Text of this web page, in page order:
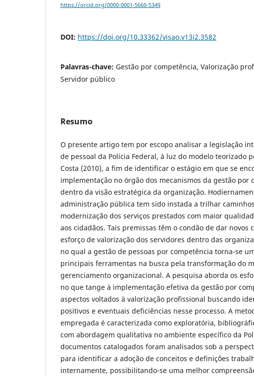
https://orcid.org/0000-0001-5660-5349
DOI: https://doi.org/10.33362/visao.v13i2.3582
Palavras-chave: Gestão por competência, Valorização
Servidor público
Resumo
O presente artigo tem por escopo analisar a legislação
de pessoal da Polícia Federal, à luz do modelo teorizado
Costa (2010), a fim de identificar o estágio em que se
implementação no órgão dos mecanismos da gestão por
dentro da visão estratégica da organização.
administração pública tem sido instada a trilhar
modernização dos serviços prestados com maior
aos cidadãos. Tais premissas têm o condão de dar novos
esforço de valorização dos servidores dentro das
no qual a gestão de pessoas por competência torna-se
principais ferramentas na busca pela transformação do
gerenciamento organizacional. A pesquisa aborda os
no que tange à implementação efetiva da gestão por
aspectos voltados à valorização profissional buscando
positivos e eventuais deficiências nesse processo. A
empregada é caracterizada como exploratória,
com abordagem qualitativa no ambiente específico da
documentos catalogados foram analisados sob a
para identificar a adoção de conceitos e definições
internamente, possibilitando-se uma melhor